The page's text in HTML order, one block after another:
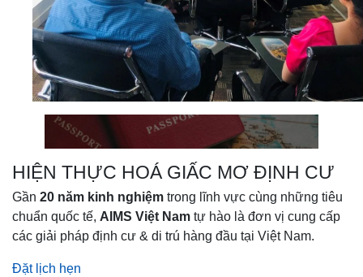
HIỆN THỰC HOÁ GIẤC MƠ ĐỊNH CƯ
Gần 20 năm kinh nghiệm trong lĩnh vực cùng những tiêu
chuẩn quốc tế, AIMS Việt Nam tự hào là đơn vị cung cấp
các giải pháp định cư & di trú hàng đầu tại Việt Nam.
Đặt lịch hẹn